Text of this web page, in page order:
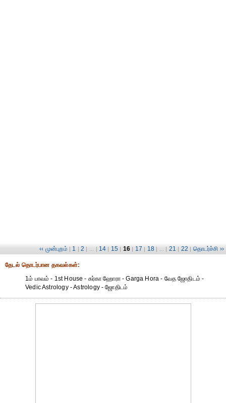
‹‹ முன்புறம் | 1 | 2 | ... | 14 | 15 | 16 | 17 | 18 | ... | 21 | 22 | தொடர்ச்சி ››
தேட‌ல் தொட‌ர்பான தகவ‌ல்க‌ள்:
1ம் பாவம் - 1st House - கர்கா ஹோரா - Garga Hora - வேத ஜோதிடம் -
Vedic Astrology - Astrology - ஜோதிடம்